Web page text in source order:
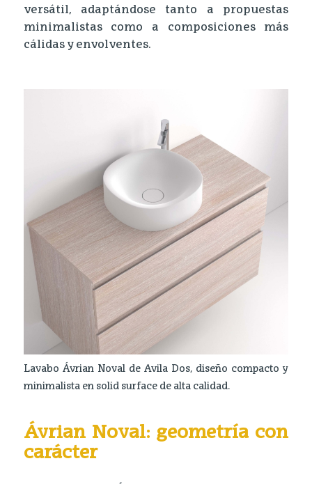
versátil, adaptándose tanto a propuestas
minimalistas como a composiciones más
cálidas y envolventes.
Lavabo Ávrian Noval de Avila Dos, diseño compacto y
minimalista en solid surface de alta calidad.
Ávrian Noval: geometría con
carácter